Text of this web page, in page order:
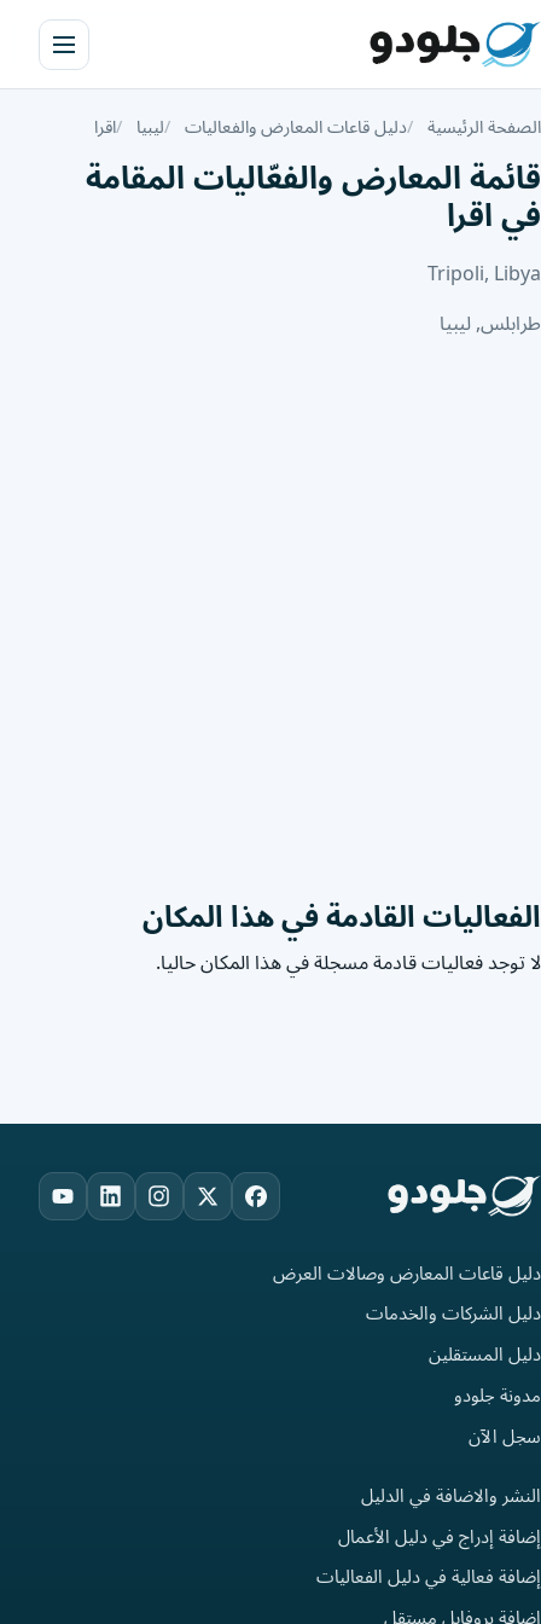
الصفحة الرئيسية دليل قاعات المعارض والفعاليات ليبيا اقرا
قائمة المعارض والفعّاليات المقامة
في اقرا
Tripoli, Libya
طرابلس, ليبيا
الفعاليات القادمة في هذا المكان
لا توجد فعاليات قادمة مسجلة في هذا المكان حاليا.
Facebook
X
Instagram
LinkedIn
دليل قاعات المعارض وصالات العرض
دليل الشركات والخدمات
دليل المستقلين
مدونة جلودو
سجل الآن
النشر والاضافة في الدليل
إضافة إدراج في دليل الأعمال
إضافة فعالية في دليل الفعاليات